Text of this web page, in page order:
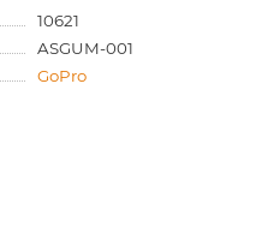
10621
ASGUM-001
GoPro